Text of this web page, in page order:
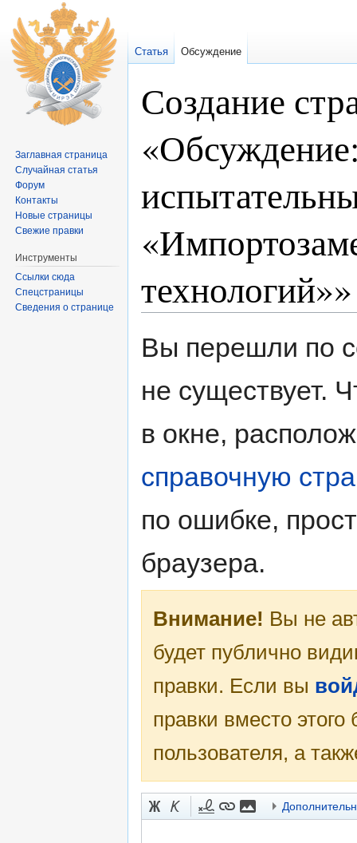
Создание
технологий»»
Вы перешли по
не существует.
в окне,
справочную
по ошибке,
браузера.
Внимание! Вы не
будет публично
правки. Если вы
правки вместо
пользователя, а
Статья Обсуждение
Заглавная страница
Случайная статья
Форум
Контакты
Новые страницы
Свежие правки
Инструменты
Ссылки сюда
Спецстраницы
Сведения о странице